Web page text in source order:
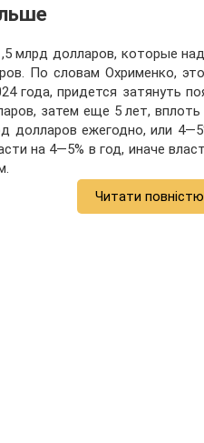
млрд долларов, которые
По словам Охрименко,
года, придется затянуть
затем еще 5 лет,
долларов ежегодно, или
на 4—5% в год, иначе
Читати повністю